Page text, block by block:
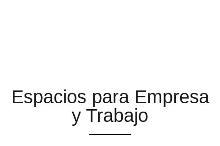
Espacios para Empresa
y Trabajo